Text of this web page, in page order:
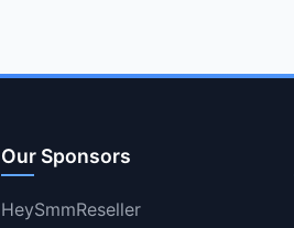
Our Sponsors
HeySmmReseller